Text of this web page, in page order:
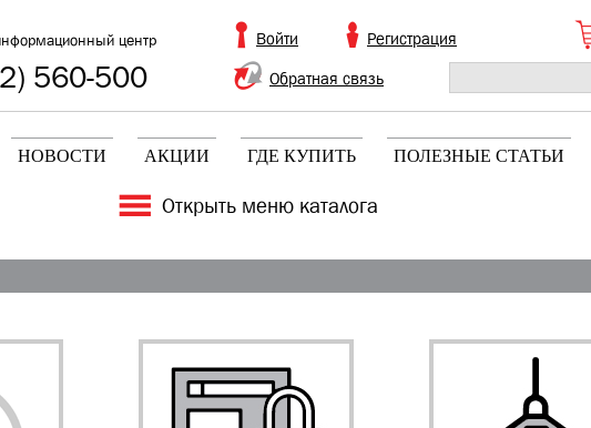
центр
560-500
Войти
Регистрация
Обратная связь
НОВОСТИ АКЦИИ ГДЕ КУПИТЬ ПОЛЕЗНЫЕ СТАТЬИ
Открыть меню каталога